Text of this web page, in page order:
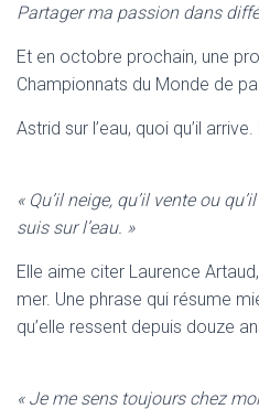
Partager ma passion dans
Et en octobre prochain, une
Championnats du Monde de
Astrid sur l’eau, quoi qu’il
« Qu’il neige, qu’il vente ou
suis sur l’eau. »
Elle aime citer Laurence
mer. Une phrase qui résume
qu’elle ressent depuis douze
« Je me sens toujours chez